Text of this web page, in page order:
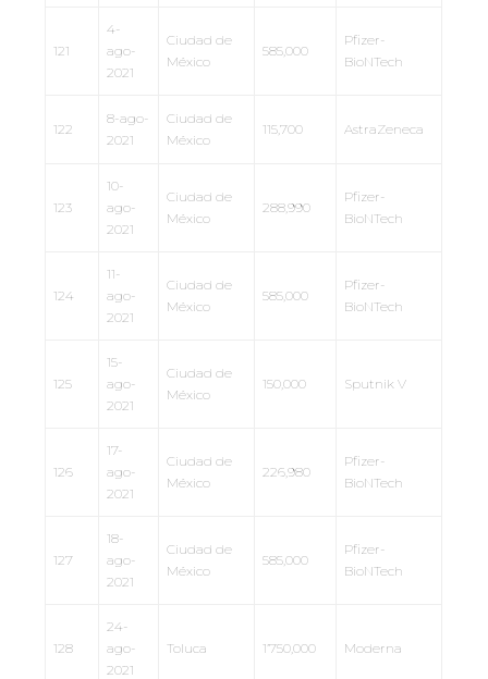
121
4-
ago-
2021
Ciudad de
México
585,000
Pfizer-
BioNTech
122
8-ago-
2021
Ciudad de
México
115,700 AstraZeneca
123
10-
ago-
2021
Ciudad de
México
288,990
Pfizer-
BioNTech
124
11-
ago-
2021
Ciudad de
México
585,000
Pfizer-
BioNTech
125
15-
ago-
2021
Ciudad de
México
150,000 Sputnik V
126
17-
ago-
2021
Ciudad de
México
226,980
Pfizer-
BioNTech
127
18-
ago-
2021
Ciudad de
México
585,000
Pfizer-
BioNTech
128
24-
ago-
2021
Toluca 1’750,000 Moderna